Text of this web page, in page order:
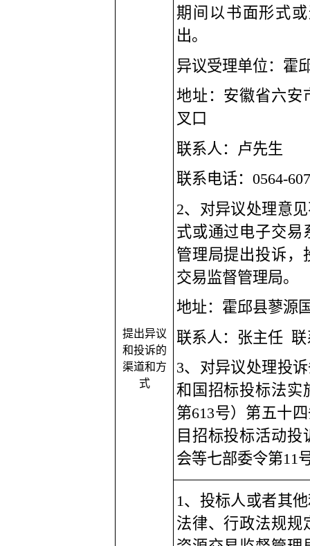
提出异议
和投诉的
渠道和方
式
期间以书面形式
出。
异议受理单位： 霍
地址：安徽省六安
叉口
联系人： 卢先生
联系电话： 0564-
2、对异议处理意
式或通过电子交易
管理局提出投诉，
交易监督管理局。
地址： 霍邱县蓼源
联系人： 张主任
3、对异议处理投
和国招标投标法实
第613号）第五十
目招标投标活动
会等七部委令第11
1、投标人或者其
法律、行政法规规